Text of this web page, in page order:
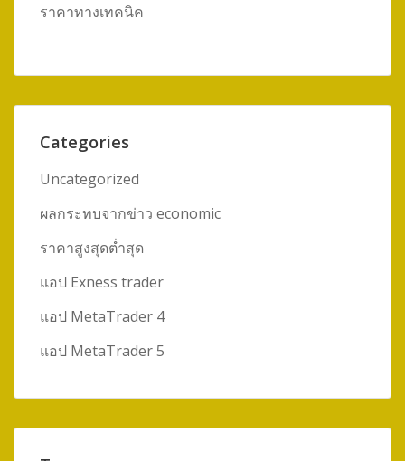
ราคาทางเทคนิค
Categories
Uncategorized
ผลกระทบจากข่าว economic
ราคาสูงสุดต่ำสุด
แอป Exness trader
แอป MetaTrader 4
แอป MetaTrader 5